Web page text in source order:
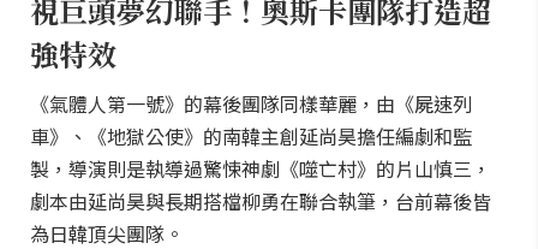
視巨頭夢幻聯手！奧斯卡團隊打造超
強特效
《氣體人第一號》的幕後團隊同樣華麗，由《屍速列
車》、《地獄公使》的南韓主創延尚昊擔任編劇和監
製，導演則是執導過驚悚神劇《噬亡村》的片山慎三，
劇本由延尚昊與長期搭檔柳勇在聯合執筆，台前幕後皆
為日韓頂尖團隊。